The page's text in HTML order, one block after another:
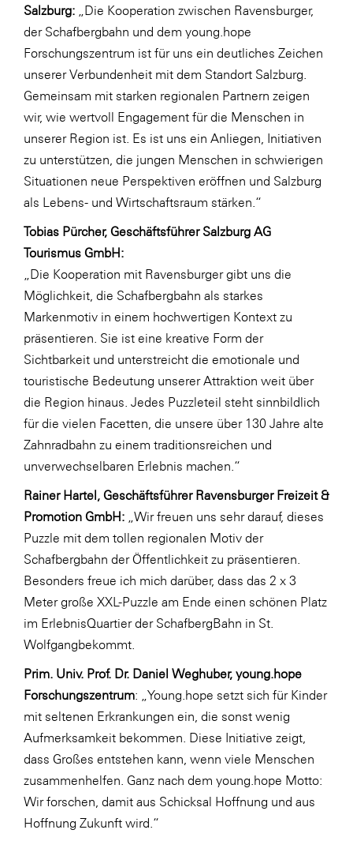
TAG GmbH
VALETTA
Verband Druck Medien Österreich
Wirtschaftskammer Salzburg
WKS Fachgruppe Fahrzeughandel und
Fahrzeugtechnik
WKS Fachgruppe Finanzdienstleister
WK UBIT
Zühlke
Media
Salzburg: „Die Kooperation zwischen Ravensburger,
der Schafbergbahn und dem young.hope
Forschungszentrum ist für uns ein deutliches Zeichen
unserer Verbundenheit mit dem Standort Salzburg.
Gemeinsam mit starken regionalen Partnern zeigen
wir, wie wertvoll Engagement für die Menschen in
unserer Region ist. Es ist uns ein Anliegen, Initiativen
zu unterstützen, die jungen Menschen in schwierigen
Situationen neue Perspektiven eröffnen und Salzburg
als Lebens- und Wirtschaftsraum stärken.“
Tobias Pürcher, Geschäftsführer Salzburg AG
Tourismus GmbH:
„Die Kooperation mit Ravensburger gibt uns die
Möglichkeit, die Schafbergbahn als starkes
Markenmotiv in einem hochwertigen Kontext zu
präsentieren. Sie ist eine kreative Form der
Sichtbarkeit und unterstreicht die emotionale und
touristische Bedeutung unserer Attraktion weit über
die Region hinaus. Jedes Puzzleteil steht sinnbildlich
für die vielen Facetten, die unsere über 130 Jahre alte
Zahnradbahn zu einem traditionsreichen und
unverwechselbaren Erlebnis machen.“
Rainer Hartel, Geschäftsführer Ravensburger Freizeit &
Promotion GmbH: „Wir freuen uns sehr darauf, dieses
Puzzle mit dem tollen regionalen Motiv der
Schafbergbahn der Öffentlichkeit zu präsentieren.
Besonders freue ich mich darüber, dass das 2 x 3
Meter große XXL-Puzzle am Ende einen schönen Platz
im ErlebnisQuartier der SchafbergBahn in St.
Wolfgangbekommt.
Prim. Univ. Prof. Dr. Daniel Weghuber, young.hope
Forschungszentrum: „Young.hope setzt sich für Kinder
mit seltenen Erkrankungen ein, die sonst wenig
Aufmerksamkeit bekommen. Diese Initiative zeigt,
dass Großes entstehen kann, wenn viele Menschen
zusammenhelfen. Ganz nach dem young.hope Motto:
Wir forschen, damit aus Schicksal Hoffnung und aus
Hoffnung Zukunft wird.“